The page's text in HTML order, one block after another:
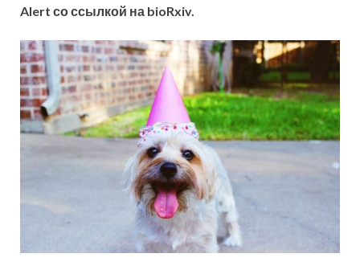
Alert со ссылкой на bioRxiv.